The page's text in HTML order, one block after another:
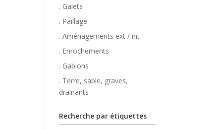
. Galets
. Paillage
. Aménagements ext / int
. Enrochements
. Gabions
. Terre, sable, graves,
drainants
Recherche par étiquettes